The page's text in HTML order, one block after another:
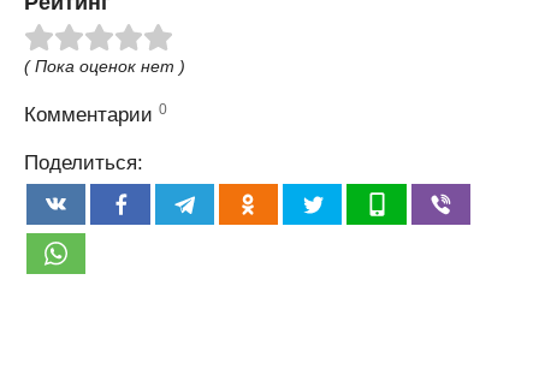
( Пока оценок нет )
Комментарии 0
Поделиться: